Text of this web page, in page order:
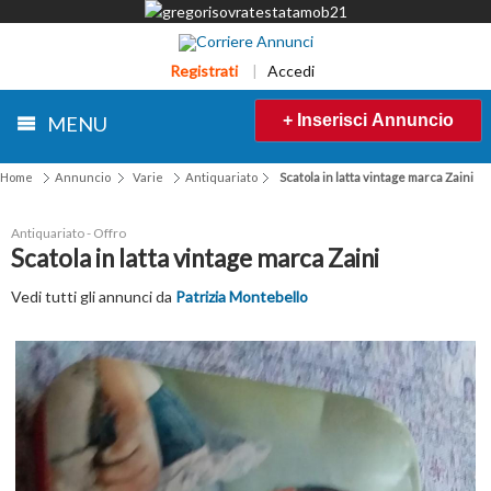
Registrati | Accedi
MENU + Inserisci Annuncio
Home Annuncio Varie Antiquariato Scatola in latta vintage marca Zaini
Antiquariato - Offro
Scatola in latta vintage marca Zaini
Vedi tutti gli annunci da Patrizia Montebello